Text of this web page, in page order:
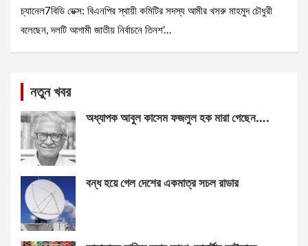
চ্যানেল7বিডি ডেক্স: বিএনপির স্থায়ী কমিটির সদস্য আমীর খসরু মাহমুদ চৌধুরী
বলেছেন, দলটি আগামী জাতীয় নির্বাচনে তিনশ’…
নতুন খবর
অধ্যাপক আবুল কাসেম ফজলুল হক মারা গেছেন….
বন্ধ হয়ে গেল দেশের একমাত্র সচল রাডার